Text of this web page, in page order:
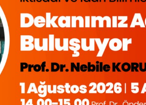
Bilgi Güvenliği
Politikalar